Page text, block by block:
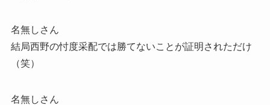
名無しさん
結局西野の忖度采配では勝てないことが証明されただけ
（笑）
名無しさん